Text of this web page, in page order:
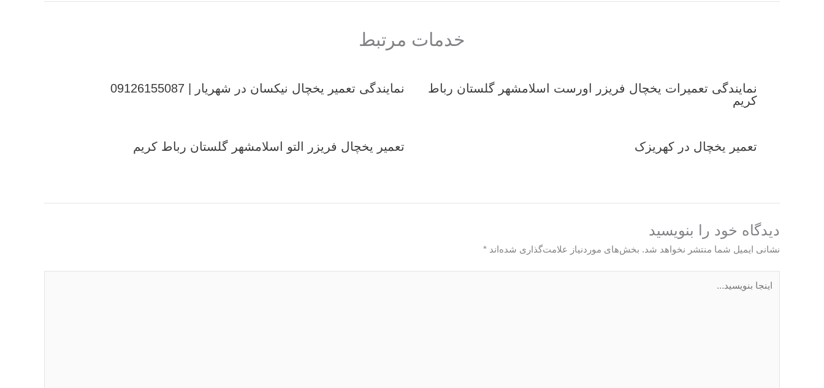
خدمات مرتبط
نمایندگی تعمیرات یخچال فریزر اورست اسلامشهر گلستان رباط
کریم
نمایندگی تعمیر یخچال نیکسان در شهریار | 09126155087
تعمیر یخچال در کهریزک تعمیر یخچال فریزر التو اسلامشهر گلستان رباط کریم
دیدگاه‌ خود را بنویسید
نشانی ایمیل شما منتشر نخواهد شد. بخش‌های موردنیاز علامت‌گذاری شده‌اند *
بنویسید…